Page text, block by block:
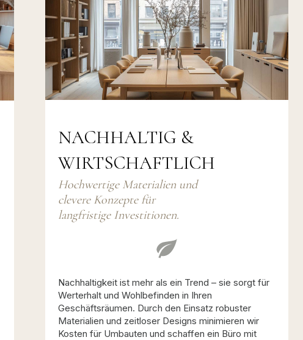
NACHHALTIG &
WIRTSCHAFTLICH
Hochwertige Materialien und
clevere Konzepte für
langfristige Investitionen.
Nachhaltigkeit ist mehr als ein Trend – sie sorgt für
Werterhalt und Wohlbefinden in Ihren
Geschäftsräumen. Durch den Einsatz robuster
Materialien und zeitloser Designs minimieren wir
Kosten für Umbauten und schaffen ein Büro mit